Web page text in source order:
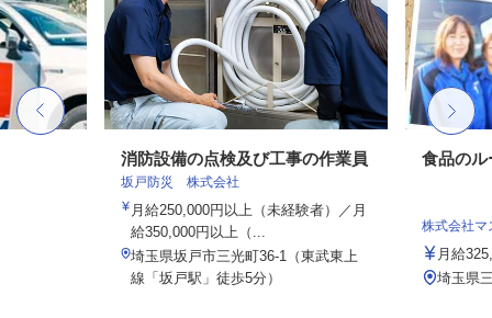
消防設備の点検及び工事の作業員
坂戸防災 株式会社
月給250,000円以上（未経験者）／月
給350,000円以上（...
埼玉県坂戸市三光町36-1（東武東上
線「坂戸駅」徒歩5分）
食品のル
株式会社マ
月給
埼玉県